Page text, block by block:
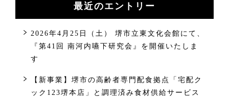
最近のエントリー
2026年4月25日（土） 堺市立東文化会館にて、
『第41回 南河内嚥下研究会』を開催いたしま
す
【新事業】堺市の高齢者専門配食拠点「宅配ク
ック123堺本店」と調理済み食材供給サービス